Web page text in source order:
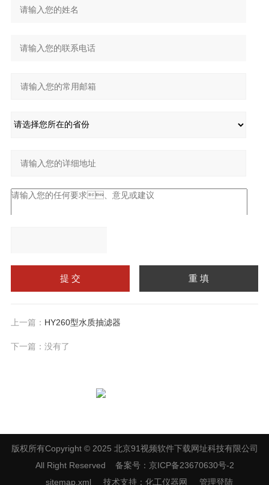
请输入计算结果（填写阿
=7上一篇： HY260型水质抽滤器
下一篇：没有了
版权所有Copyright © 2025 北京91视频软件下载网址科技有限公司
All Right Reserved 备案号：京ICP备23670630号-2
sitemap.xml 技术支持： 化工仪器网 管理登陆